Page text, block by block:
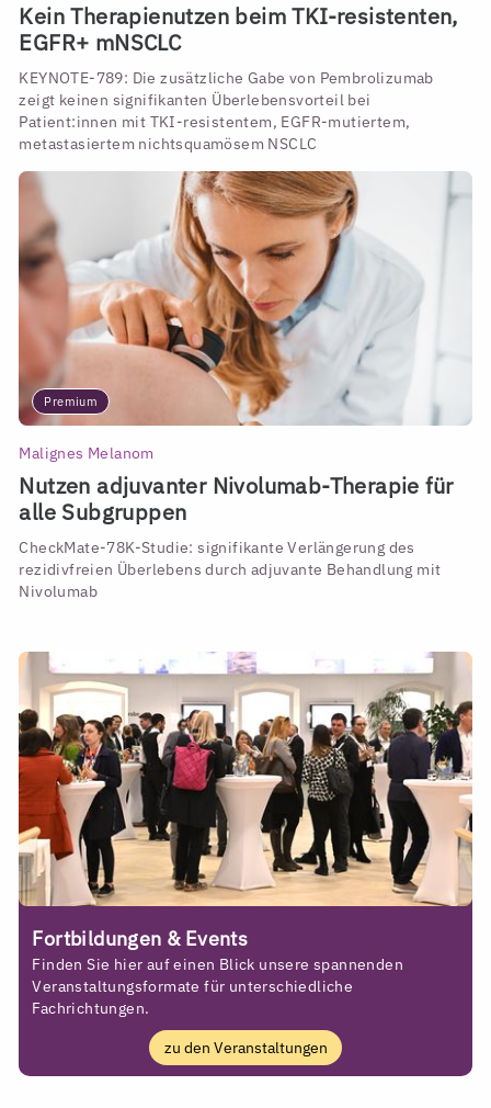
Kein Therapienutzen beim TKI-resistenten,
EGFR+ mNSCLC
KEYNOTE-789: Die zusätzliche Gabe von Pembrolizumab
zeigt keinen signifikanten Überlebensvorteil bei
Patient:innen mit TKI-resistentem, EGFR-mutiertem,
metastasiertem nichtsquamösem NSCLC
Premium
Malignes Melanom
Nutzen adjuvanter Nivolumab-Therapie für
alle Subgruppen
CheckMate-78K-Studie: signifikante Verlängerung des
rezidivfreien Überlebens durch adjuvante Behandlung mit
Nivolumab
Fortbildungen & Events
Finden Sie hier auf einen Blick unsere spannenden
Veranstaltungsformate für unterschiedliche
Fachrichtungen.
zu den Veranstaltungen